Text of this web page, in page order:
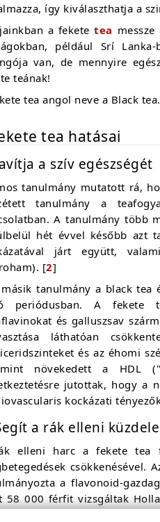
így kiválaszthatja a
a feketetea
például Srí
van, de mennyire
teának!
tea angol neve a Black tea.
tea hatásai
a szív egészségét
tanulmány mutatott rá,
tanulmány a
A tanulmány
hét évvel később azt
járt együtt,
[2]
másik tanulmány a black
periódusban. A fekete
és galluszsav
láthatóan
és az éhomi
növekedett a HDL
jutottak, hogy a
kockázati
a rák elleni
elleni harc a fekete tea
csökkenésével.
a flavonoid-
58 000 férfit vizsgáltak
teára az egészség-